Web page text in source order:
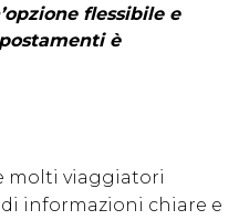
flessibile e
è
molti viaggiatori
informazioni chiare e